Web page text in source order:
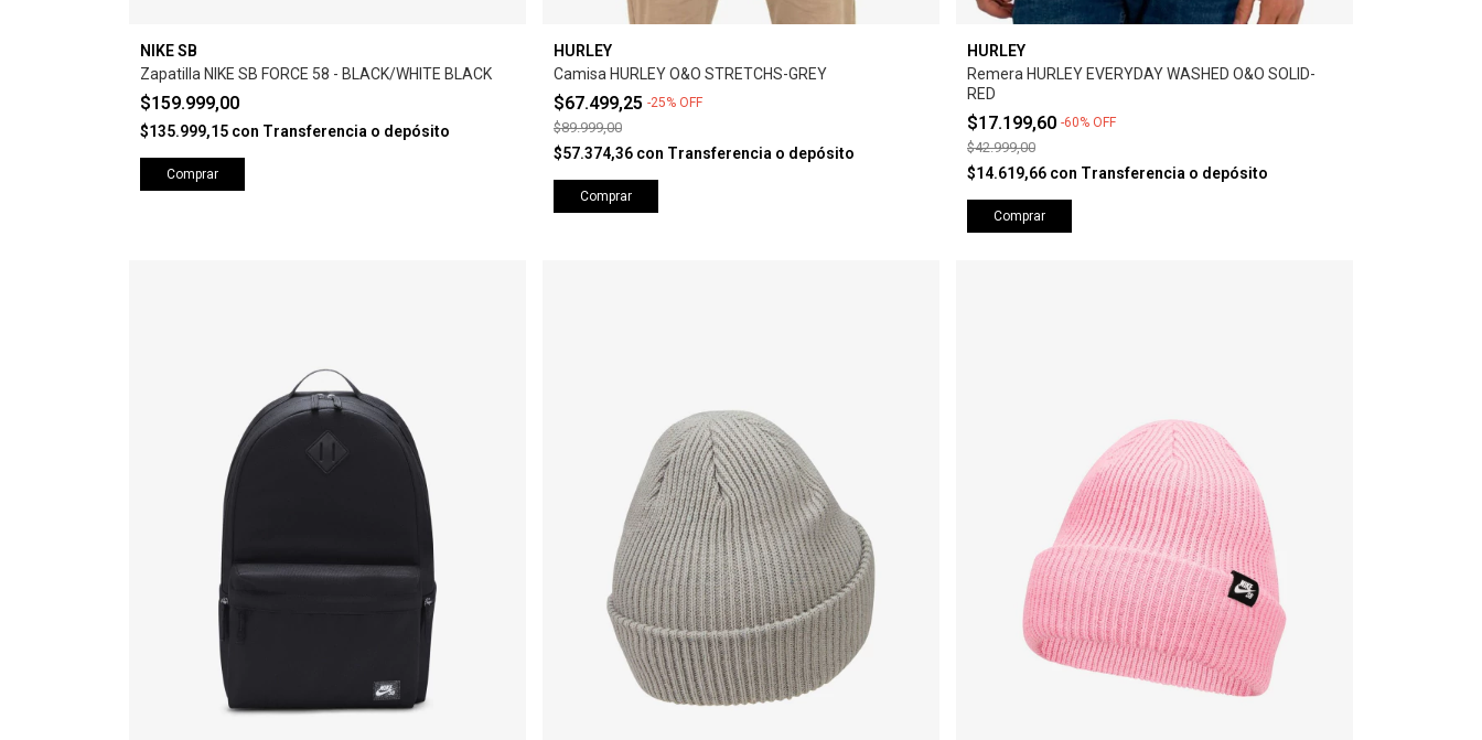
NIKE SB
Zapatilla NIKE SB FORCE 58 - BLACK/WHITE BLACK
$159.999,00
$135.999,15 con Transferencia o depósito
Comprar
HURLEY
Camisa HURLEY O&O STRETCHS-GREY
$67.499,25 -25% OFF
$89.999,00
$57.374,36 con Transferencia o depósito
Comprar
HURLEY
Remera HURLEY EVERYDAY WASHED O&O SOLID-
RED
$17.199,60 -60% OFF
$42.999,00
$14.619,66 con Transferencia o depósito
Comprar